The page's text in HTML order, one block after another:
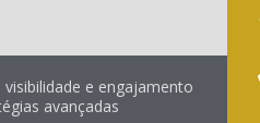
e engajamento
avançadas